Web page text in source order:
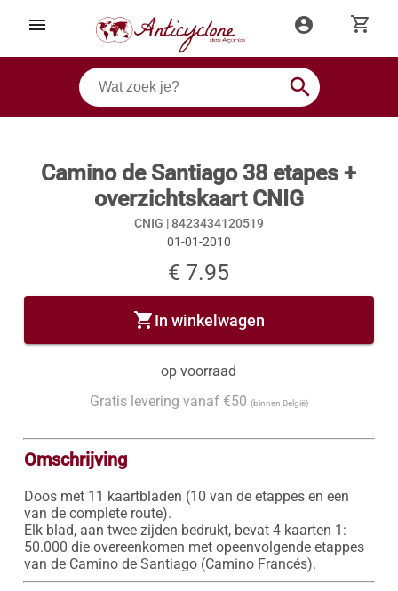
menu account_circle shopping_cart
search
Camino de Santiago 38 etapes +
overzichtskaart CNIG
CNIG |8423434120519
01-01-2010
€ 7.95
shopping_cartIn winkelwagen
op voorraad
Gratis levering vanaf €50 (binnen België)
Omschrijving
Doos met 11 kaartbladen (10 van de etappes en een
van de complete route).
Elk blad, aan twee zijden bedrukt, bevat 4 kaarten 1:
50.000 die overeenkomen met opeenvolgende etappes
van de Camino de Santiago (Camino Francés).